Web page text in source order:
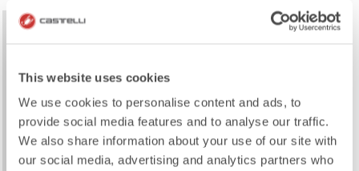
This website uses cookies
We use cookies to personalise content and ads, to
provide social media features and to analyse our traffic.
We also share information about your use of our site with
our social media, advertising and analytics partners who